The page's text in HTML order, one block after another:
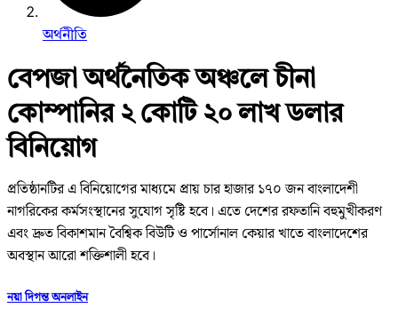
অর্থনীতি
বেপজা অর্থনৈতিক অঞ্চলে চীনা
কোম্পানির ২ কোটি ২০ লাখ ডলার
বিনিয়োগ
প্রতিষ্ঠানটির এ বিনিয়োগের মাধ্যমে প্রায় চার হাজার ১৭০ জন বাংলাদেশী
নাগরিকের কর্মসংস্থানের সুযোগ সৃষ্টি হবে। এতে দেশের রফতানি বহুমুখীকরণ
এবং দ্রুত বিকাশমান বৈশ্বিক বিউটি ও পার্সোনাল কেয়ার খাতে বাংলাদেশের
অবস্থান আরো শক্তিশালী হবে।
নয়া দিগন্ত অনলাইন